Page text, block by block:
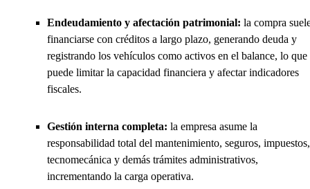
Endeudamiento y afectación patrimonial: la compra
financiarse con créditos a largo plazo, generando deuda y
registrando los vehículos como activos en el balance, lo que
puede limitar la capacidad financiera y afectar indicadores
fiscales.
Gestión interna completa: la empresa asume la
responsabilidad total del mantenimiento, seguros, impuestos,
tecnomecánica y demás trámites administrativos,
incrementando la carga operativa.